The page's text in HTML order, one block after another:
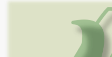
dar kartą vertins savivaldybės
pakartotinį skundą; tuo tarpu
kreipėsi net į Konstitucinį
jam, „LR piliečiui ir pedofilo
nes jis tokios galimybės neturi